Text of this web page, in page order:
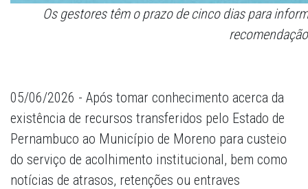
Os gestores têm o prazo de cinco dias para
recomendação
05/06/2026 - Após tomar conhecimento acerca da
existência de recursos transferidos pelo Estado de
Pernambuco ao Município de Moreno para custeio
do serviço de acolhimento institucional, bem como
notícias de atrasos, retenções ou entraves